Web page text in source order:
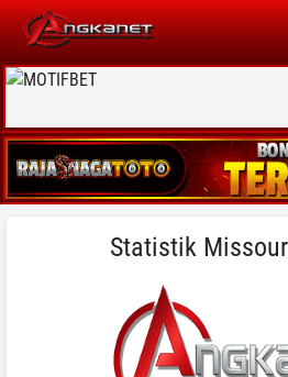
Statistik